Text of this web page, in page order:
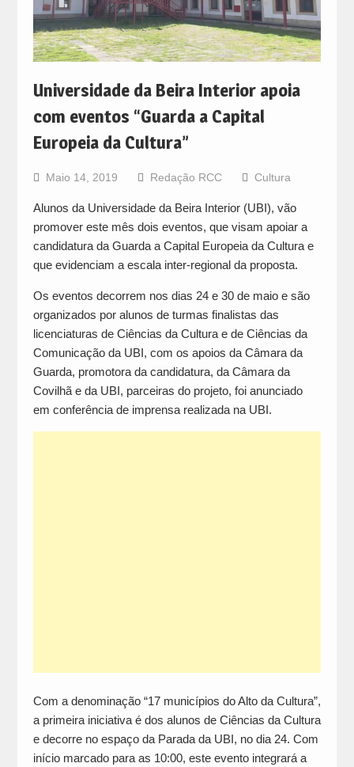
Universidade da Beira Interior apoia
com eventos “Guarda a Capital
Europeia da Cultura”
Maio 14, 2019 Redação RCC Cultura
Alunos da Universidade da Beira Interior (UBI), vão
promover este mês dois eventos, que visam apoiar a
candidatura da Guarda a Capital Europeia da Cultura e
que evidenciam a escala inter-regional da proposta.
Os eventos decorrem nos dias 24 e 30 de maio e são
organizados por alunos de turmas finalistas das
licenciaturas de Ciências da Cultura e de Ciências da
Comunicação da UBI, com os apoios da Câmara da
Guarda, promotora da candidatura, da Câmara da
Covilhã e da UBI, parceiras do projeto, foi anunciado
em conferência de imprensa realizada na UBI.
Com a denominação “17 municípios do Alto da Cultura”,
a primeira iniciativa é dos alunos de Ciências da Cultura
e decorre no espaço da Parada da UBI, no dia 24. Com
início marcado para as 10:00, este evento integrará a